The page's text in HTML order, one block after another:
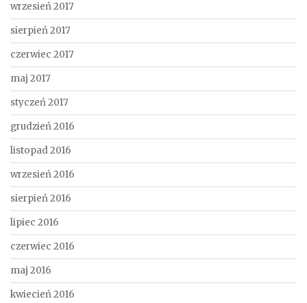
wrzesień 2017
sierpień 2017
czerwiec 2017
maj 2017
styczeń 2017
grudzień 2016
listopad 2016
wrzesień 2016
sierpień 2016
lipiec 2016
czerwiec 2016
maj 2016
kwiecień 2016